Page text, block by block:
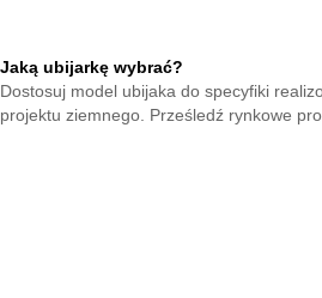
Jaką ubijarkę wybrać?
Dostosuj model ubijaka do specyfiki
projektu ziemnego. Prześledź rynkowe